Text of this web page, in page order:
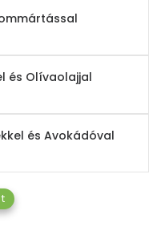
és Olívaolajjal
és Avokádóval